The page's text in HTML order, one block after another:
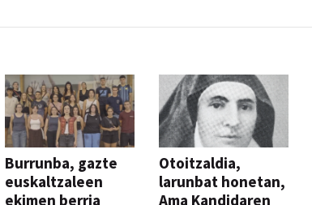
Burrunba, gazte
euskaltzaleen
ekimen berria
Otoitzaldia,
larunbat honetan,
Ama Kandidaren